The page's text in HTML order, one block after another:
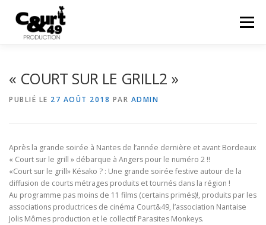
Menu
CONTACT
« COURT SUR LE GRILL2 »
PUBLIÉ LE 27 AOÛT 2018 PAR ADMIN
Après la grande soirée à Nantes de l’année dernière et avant Bordeaux
« Court sur le grill » débarque à Angers pour le numéro 2 !!
«Court sur le grill» Késako ? : Une grande soirée festive autour de la
diffusion de courts métrages produits et tournés dans la région !
Au programme pas moins de 11 films (certains primés)!, produits par les
associations productrices de cinéma Court&49, l’association Nantaise
Jolis Mômes production et le collectif Parasites Monkeys.